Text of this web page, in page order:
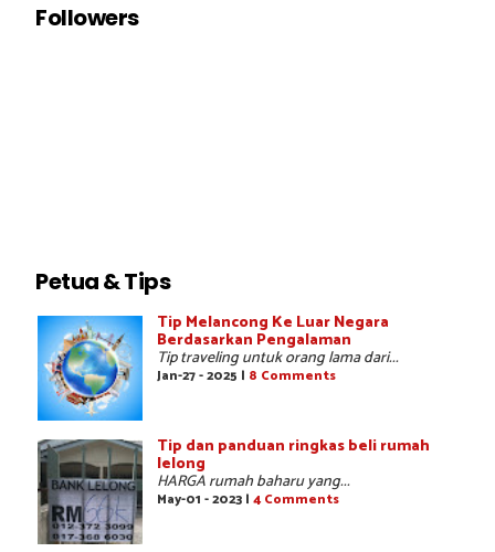
Followers
Petua & Tips
Tip Melancong Ke Luar Negara
Berdasarkan Pengalaman
Tip traveling untuk orang lama dari...
Jan-27 - 2025 | 8 Comments
Tip dan panduan ringkas beli rumah
lelong
HARGA rumah baharu yang...
May-01 - 2023 | 4 Comments